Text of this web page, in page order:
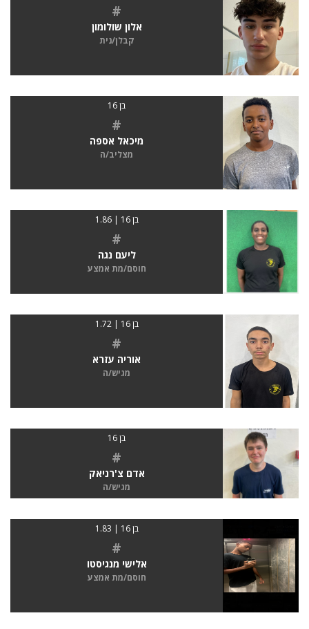
#
אלון שולומון
קבלן/נית
בן 16
#
מיכאל אספה
מצליב/ה
בן 16 | 1.86
#
ליעם נגה
חוסם/מת אמצע
בן 16 | 1.72
#
אוריה עזרא
מגיש/ה
בן 16
#
אדם צ'רניאק
מגיש/ה
בן 16 | 1.83
#
אלישי מנגיסטו
חוסם/מת אמצע